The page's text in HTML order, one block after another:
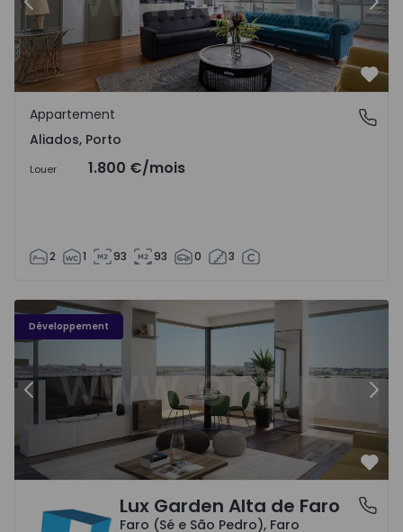
Précédent
Aliados, Porto
Appartement
Aliados, Porto
Louer 1.800 €/mois
2 1 93 93 0 3
Développement
Précédent
Faro (Sé e São Pedro), Faro
Lux Garden Alta de Faro
Faro (Sé e São Pedro), Faro